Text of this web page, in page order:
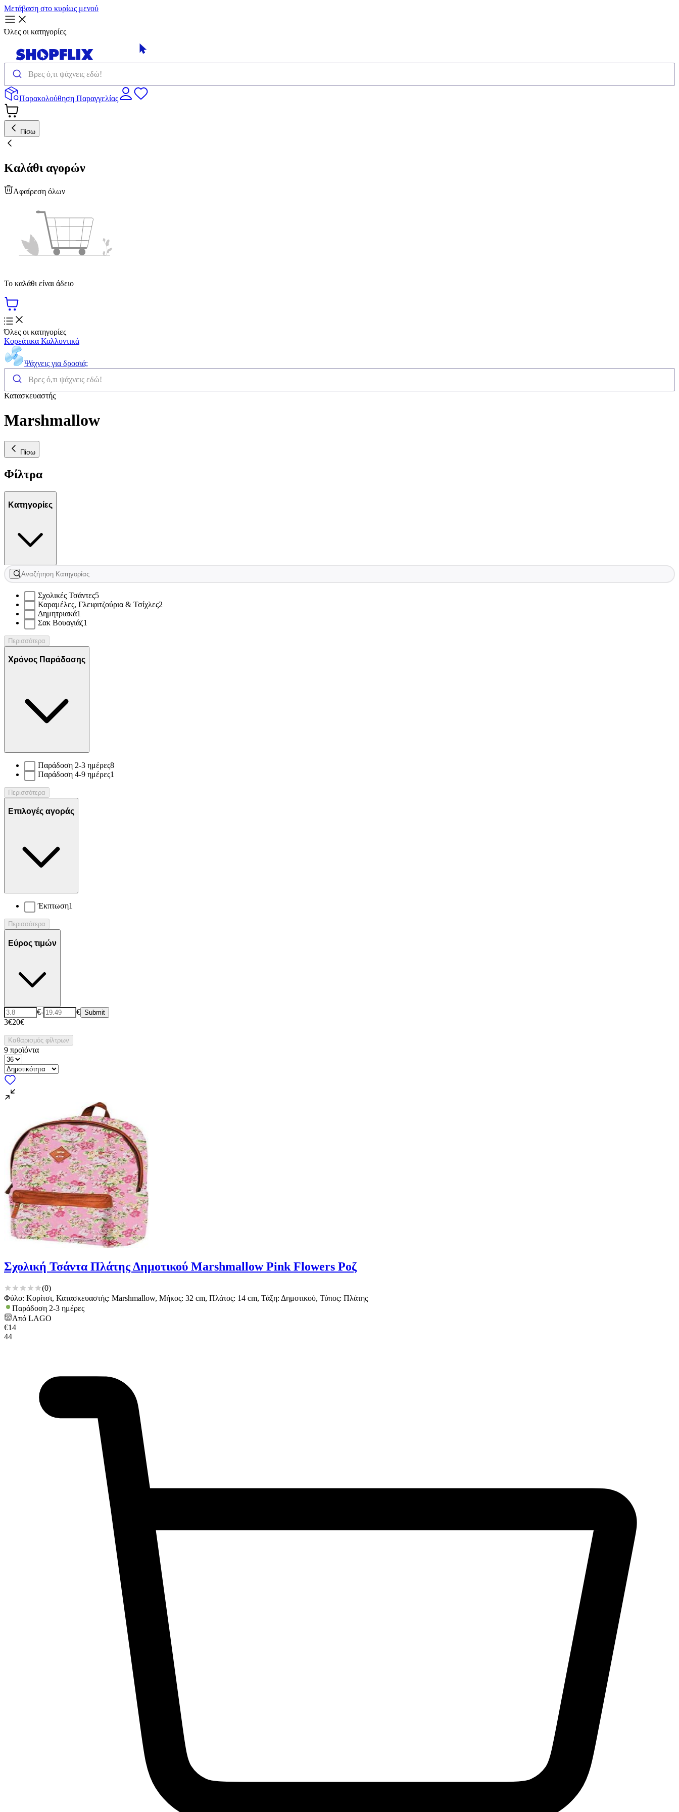
Μετάβαση στο κυρίως μενού
Όλες οι κατηγορίες
Παρακολούθηση Παραγγελίας
Πίσω
Καλάθι αγορών
Αφαίρεση όλων
Το καλάθι είναι άδειο
Όλες οι κατηγορίες
Κορεάτικα Καλλυντικά
Ψάχνεις για δροσιά;
Κατασκευαστής
Marshmallow
Πίσω
Φίλτρα
Κατηγορίες
Σχολικές Τσάντες5
Καραμέλες, Γλειφιτζούρια & Τσίχλες2
Δημητριακά1
Σακ Βουαγιάζ1
Περισσότερα
Χρόνος Παράδοσης
Παράδοση 2-3 ημέρες8
Παράδοση 4-9 ημέρες1
Περισσότερα
Επιλογές αγοράς
Έκπτωση1
Περισσότερα
Εύρος τιμών
€- € Submit
3€20€
Καθαρισμός φίλτρων
9 προϊόντα
Σχολική Τσάντα Πλάτης Δημοτικού Marshmallow Pink Flowers Ροζ
(0)
Φύλο: Κορίτσι, Κατασκευαστής: Marshmallow, Μήκος: 32 cm, Πλάτος: 14 cm, Τάξη: Δημοτικού, Τύπος: Πλάτης
Παράδοση 2-3 ημέρες
Από LAGO
€14
44